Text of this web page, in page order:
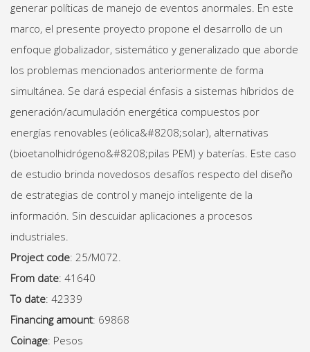
generar políticas de manejo de eventos anormales. En este
marco, el presente proyecto propone el desarrollo de un
enfoque globalizador, sistemático y generalizado que aborde
los problemas mencionados anteriormente de forma
simultánea. Se dará especial énfasis a sistemas híbridos de
generación/acumulación energética compuestos por
energías renovables (eólica&#8208;solar), alternativas
(bioetanolhidrógeno&#8208;pilas PEM) y baterías. Este caso
de estudio brinda novedosos desafíos respecto del diseño
de estrategias de control y manejo inteligente de la
información. Sin descuidar aplicaciones a procesos
industriales.
Project code: 25/M072.
From date: 41640
To date: 42339
Financing amount: 69868
Coinage: Pesos